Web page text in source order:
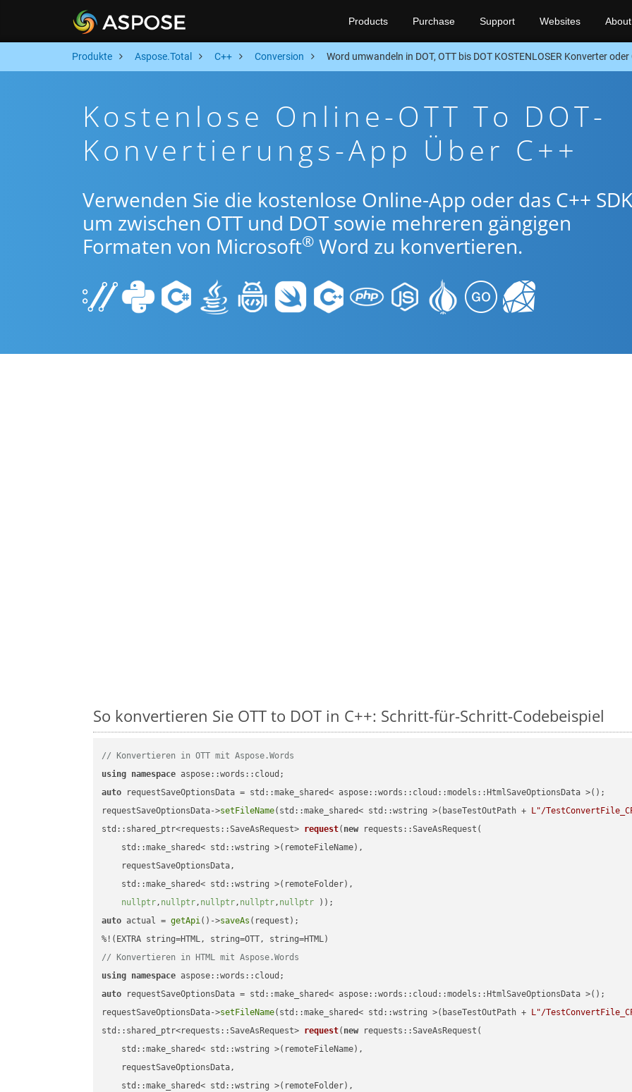
Products Purchase Support Websites About
Produkte Aspose.Total C++ Conversion Word umwandeln in DOT, OTT bis DOT KOSTENLOSER Konverter oder
Kostenlose Online-OTT To DOT-
Konvertierungs-App Über C++
Verwenden Sie die kostenlose Online-App oder das C++
um zwischen OTT und DOT sowie mehreren gängigen
Formaten von Microsoft® Word zu konvertieren.
So konvertieren Sie OTT to DOT in C++: Schritt-für-Schritt-Codebeispiel
// Konvertieren in OTT mit Aspose.Words
using namespace
auto requestSaveOptionsData = std::make_shared< aspose::words::cloud::models::HtmlSaveOptionsData >();
requestSaveOptionsData->setFileName(std::make_shared< std::wstring >(baseTestOutPath + L"/
std::shared_ptr<requests::SaveAsRequest> request( new requests::SaveAsRequest(
    std::make_shared< std::wstring >(remoteFileName),
    requestSaveOptionsData,
    std::make_shared< std::wstring >(remoteFolder),
nullptr, nullptr, nullptr, nullptr, nullptr ))
auto actual = getApi()->saveAs (request);
// Konvertieren in HTML mit Aspose.Words
using namespace
auto requestSaveOptionsData = std::make_shared< aspose::words::cloud::models::HtmlSaveOptionsData >();
requestSaveOptionsData->setFileName(std::make_shared< std::wstring >(baseTestOutPath + L"/
std::shared_ptr<requests::SaveAsRequest> request( new requests::SaveAsRequest(
    std::make_shared< std::wstring >(remoteFileName),
    requestSaveOptionsData,
    std::make_shared< std::wstring >(remoteFolder),